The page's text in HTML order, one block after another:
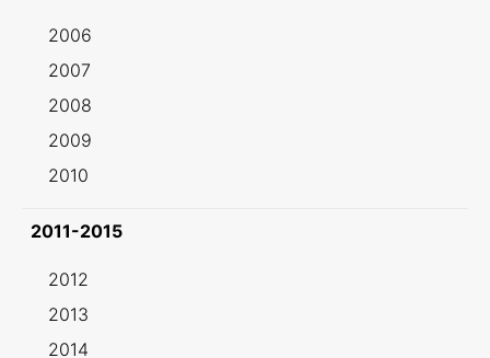
2006
2007
2008
2009
2010
2011-2015
2012
2013
2014